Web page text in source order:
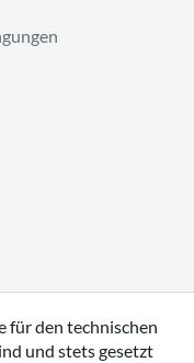
für den technischen
und stets gesetzt